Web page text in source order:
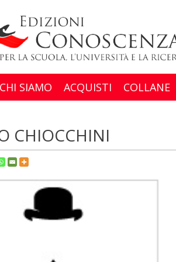
CHI SIAMO ACQUISTI COLLANE
CHIOCCHINI